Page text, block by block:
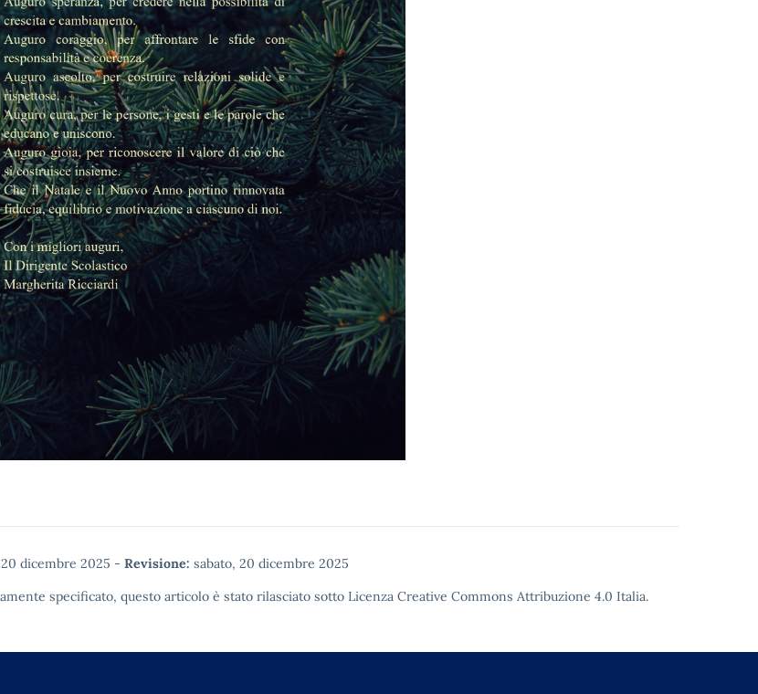
dicembre 2025 - Revisione: sabato, 20 dicembre 2025
specificato, questo articolo è stato rilasciato sotto Licenza Creative Commons Attribuzione 4.0 Italia.